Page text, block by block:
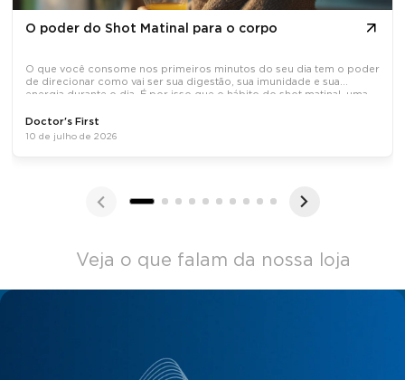
O poder do Shot Matinal para o corpo
O que você consome nos primeiros minutos do seu dia tem o poder
de direcionar como vai ser sua digestão, sua imunidade e sua
energia durante o dia. É por isso que o hábito do shot matinal, uma
Doctor's First
10 de julho de 2026
Veja o que falam da nossa loja